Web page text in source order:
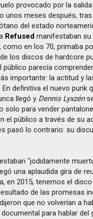
provocado por la
unos meses después,
del estado
Refused manifestaban
como en los 70, primaba
los discos de hardcore
parecía
importante: la actitud y
definitiva el nuevo punk
llegó y Dennis Lyxzén
solo para vender
el público a través de su
pasó lo contrario: su
estaban "jodidamente
una aplaudida gira de
en 2015, tenemos el
de las promesas
que no volverían a
para hablar del